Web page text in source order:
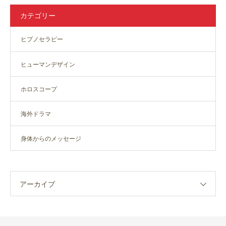
カテゴリー
ヒプノセラピー
ヒューマンデザイン
ホロスコープ
海外ドラマ
身体からのメッセージ
アーカイブ